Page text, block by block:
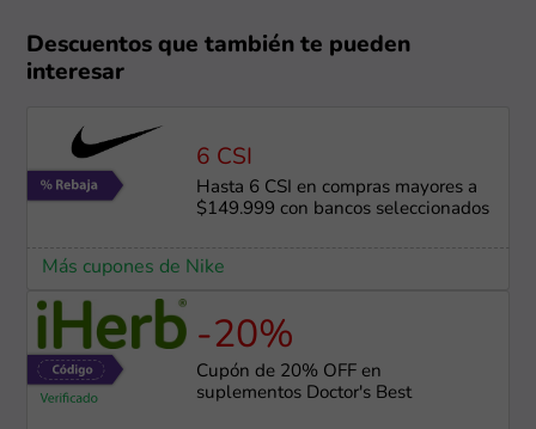
Descuentos que también te pueden
interesar
6 CSI
Hasta 6 CSI en compras mayores a
$149.999 con bancos seleccionados
Más cupones de Nike
-20%
Cupón de 20% OFF en
suplementos Doctor's Best